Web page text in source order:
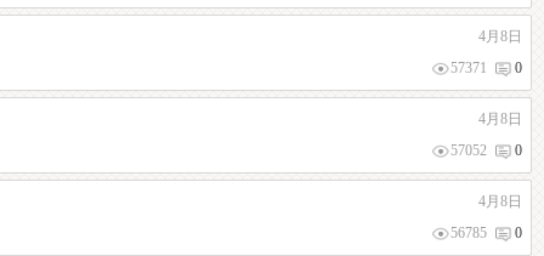
4月8日
0
57371
4月8日
0
57052
4月8日
0
56785